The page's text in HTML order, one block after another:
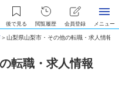
後で見る 閲覧履歴 会員登録 メニュー
＞山梨県山梨市・その他の転職・求人情報
転職・求人情報